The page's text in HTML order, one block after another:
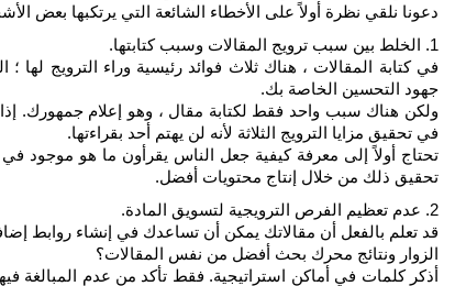
دعونا نلقي نظرة أولاً على الأخطاء الشائعة التي يرتكبها بعض
1. الخلط بين سبب ترويج المقالات وسبب كتابتها.
في كتابة المقالات ، هناك ثلاث فوائد رئيسية وراء الترويج لها ؛
جهود التحسين الخاصة بك.
ولكن هناك سبب واحد فقط لكتابة مقال ، وهو إعلام جمهورك.
في تحقيق مزايا الترويج الثلاثة لأنه لن يهتم أحد بقراءتها.
تحتاج أولاً إلى معرفة كيفية جعل الناس يقرأون ما هو موجود
تحقيق ذلك من خلال إنتاج محتويات أفضل.
2. عدم تعظيم الفرص الترويجية لتسويق المادة.
قد تعلم بالفعل أن مقالاتك يمكن أن تساعدك في إنشاء روابط
الزوار ونتائج محرك بحث أفضل من نفس المقالات؟
أذكر كلمات في أماكن استراتيجية. فقط تأكد من عدم المبالغة